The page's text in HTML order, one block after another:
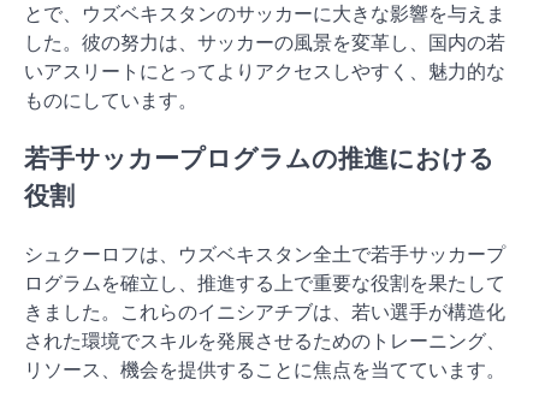
とで、ウズベキスタンのサッカーに大きな影響を与えま
した。彼の努力は、サッカーの風景を変革し、国内の若
いアスリートにとってよりアクセスしやすく、魅力的な
ものにしています。
若手サッカープログラムの推進における
役割
シュクーロフは、ウズベキスタン全土で若手サッカープ
ログラムを確立し、推進する上で重要な役割を果たして
きました。これらのイニシアチブは、若い選手が構造化
された環境でスキルを発展させるためのトレーニング、
リソース、機会を提供することに焦点を当てています。